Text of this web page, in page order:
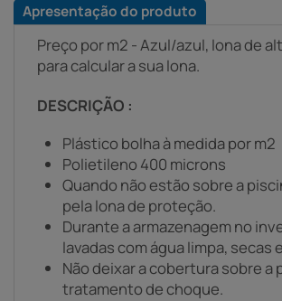
Apresentação do produto
Preço por m2 - Azul/azul, lona de
para calcular a sua lona.
DESCRIÇÃO :
Plástico bolha à medida por m2
Polietileno 400 microns
Quando não estão sobre a
pela lona de proteção.
Durante a armazenagem no
lavadas com água limpa, secas
Não deixar a cobertura sobre
tratamento de choque.